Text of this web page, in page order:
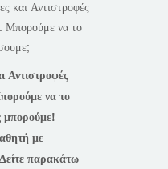
Αντιστροφές
να το
μπορούμε!
με
παρακάτω